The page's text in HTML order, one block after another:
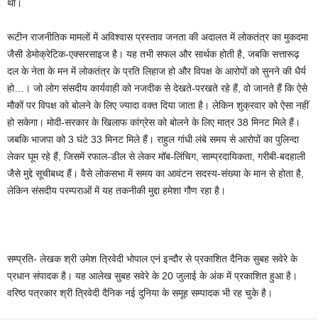
था।
रूटीन राजनीतिक मामलों में अविश्वास प्रस्ताव जनता की अदालत में लोकतंत्र का मुकदमा
जैसी डेमोक्रेटिक-एक्सरसाइज है। यह तभी सफल और सार्थक होती है, जबकि सत्तारूढ़
दल के नेता के मन में लोकतंत्र के प्रति लिहाज हो और विपक्ष के आरोपों को सुनने की धैर्य
हो…। जो लोग संसदीय कार्यवाही को नजदीक से देखते-परखते रहे हैं, वो जानते हैं कि ऐसे
मौकों पर विपक्ष को बोलने के लिए ज्यादा वक्त दिया जाता है। लेकिन शुक्रवार को ऐसा नहीं
हो सकेगा। मोदी-सरकार के खिलाफ कांग्रेस को बोलने के लिए मात्र 38 मिनट मिले हैं।
जबकि भाजपा को 3 घंटे 33 मिनट मिले हैं। राहुल गांधी लंबे समय से आरोपों का पुलिन्दा
लेकर घूम रहे हैं, जिसमें रफाल-डील से लेकर मॉब-लिंचिग, साम्प्रदायिकता, गरीबी-बदहाली
जैसे मुद्दे सूचीबध्द हैं। वैसे लोकसभा में समय का आवंटन सदस्य-संख्या के मान से होता है,
लेकिन संसदीय परम्पराओं में यह तकनीकी मुद्दा हमेशा गौण रहा है।
सम्प्रति- लेखक श्री उमेश त्रिवेदी भोपाल एनं इन्दौर से प्रकाशित दैनिक सुबह सवेरे के
प्रधान संपादक है। यह आलेख सुबह सवेरे के 20 जुलाई के अंक में प्रकाशित हुआ है।
वरिष्ठ पत्रकार श्री त्रिवेदी दैनिक नई दुनिया के समूह सम्पादक भी रह चुके है।